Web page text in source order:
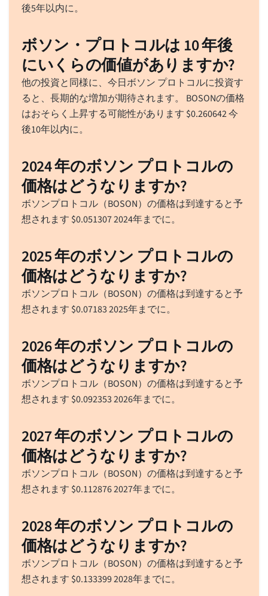
後5年以内に。
ボソン・プロトコルは 10 年後
にいくらの価値がありますか?
他の投資と同様に、今日ボソン プロトコルに投資す
ると、長期的な増加が期待されます。 BOSONの価格
はおそらく上昇する可能性があります $0.260642今
後10年以内に。
2024 年のボソン プロトコルの
価格はどうなりますか?
ボソンプロトコル（BOSON）の価格は到達すると予
想されます $0.0513072024年までに。
2025 年のボソン プロトコルの
価格はどうなりますか?
ボソンプロトコル（BOSON）の価格は到達すると予
想されます $0.071832025年までに。
2026 年のボソン プロトコルの
価格はどうなりますか?
ボソンプロトコル（BOSON）の価格は到達すると予
想されます $0.0923532026年までに。
2027 年のボソン プロトコルの
価格はどうなりますか?
ボソンプロトコル（BOSON）の価格は到達すると予
想されます $0.1128762027年までに。
2028 年のボソン プロトコルの
価格はどうなりますか?
ボソンプロトコル（BOSON）の価格は到達すると予
想されます $0.1333992028年までに。